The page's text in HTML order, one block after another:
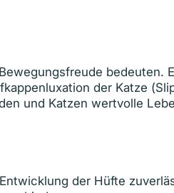
bedeuten.
der Katze
und Katzen wertvolle
der Hüfte